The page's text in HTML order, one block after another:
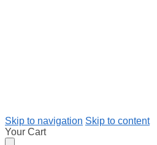
Skip to navigation Skip to content
Your Cart